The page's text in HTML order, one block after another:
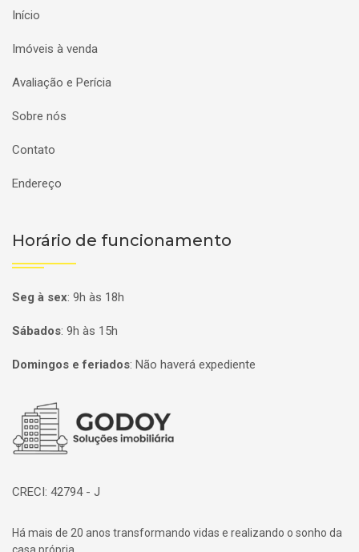
Início
Imóveis à venda
Avaliação e Perícia
Sobre nós
Contato
Endereço
Horário de funcionamento
Seg à sex: 9h às 18h
Sábados: 9h às 15h
Domingos e feriados: Não haverá expediente
Página inicial
CRECI: 42794 - J
Há mais de 20 anos transformando vidas e realizando o sonho da
casa própria.